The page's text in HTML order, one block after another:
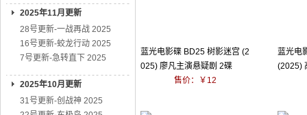
2025年11月更新
28号更新-一战再战 2025
16号更新-蛟龙行动 2025
7号更新-急转直下 2025
2025年10月更新
31号更新-创战神 2025
蓝光电影碟 BD25 树影迷宫 (2
025) 廖凡主演悬疑剧 2碟
售价：￥12
蓝光电
(2025)